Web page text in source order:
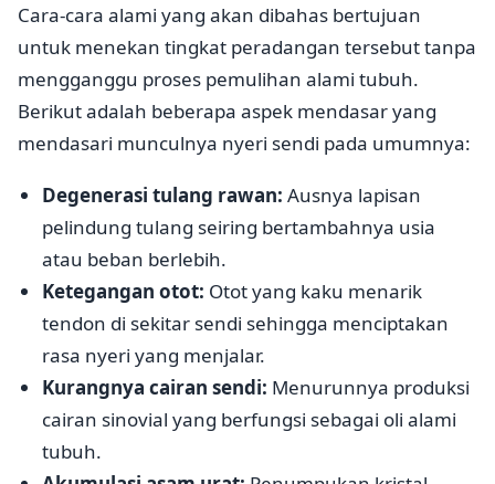
Cara-cara alami yang akan dibahas bertujuan
untuk menekan tingkat peradangan tersebut tanpa
mengganggu proses pemulihan alami tubuh.
Berikut adalah beberapa aspek mendasar yang
mendasari munculnya nyeri sendi pada umumnya:
Degenerasi tulang rawan: Ausnya lapisan
pelindung tulang seiring bertambahnya usia
atau beban berlebih.
Ketegangan otot: Otot yang kaku menarik
tendon di sekitar sendi sehingga menciptakan
rasa nyeri yang menjalar.
Kurangnya cairan sendi: Menurunnya produksi
cairan sinovial yang berfungsi sebagai oli alami
tubuh.